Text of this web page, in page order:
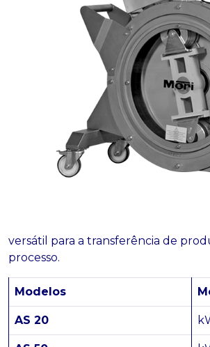
versátil para a transferência de
processo.
Modelos
AS 20